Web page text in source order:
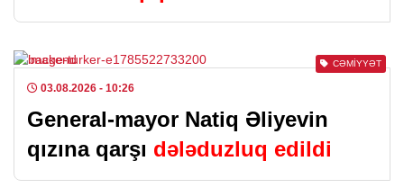
CƏMIYYƏT
03.08.2026 - 10:26
General-mayor Natiq Əliyevin
qızına qarşı dələduzluq edildi